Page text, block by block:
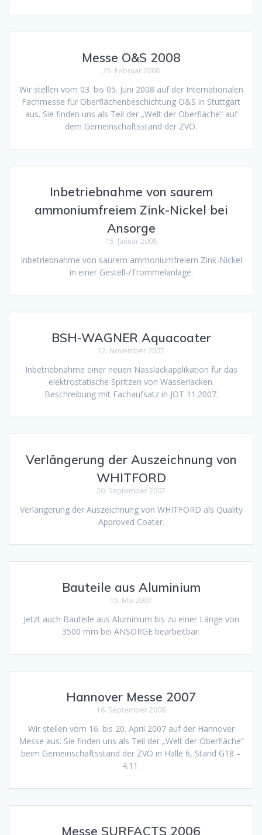
Messe O&S 2008
25. Februar 2008
Wir stellen vom 03. bis 05. Juni 2008 auf der Internationalen
Fachmesse für Oberflächenbeschichtung O&S in Stuttgart
aus. Sie finden uns als Teil der „Welt der Oberfläche“ auf
dem Gemeinschaftsstand der ZVO.
Inbetriebnahme von saurem
ammoniumfreiem Zink-Nickel bei
Ansorge
15. Januar 2008
Inbetriebnahme von saurem ammoniumfreiem Zink-Nickel
in einer Gestell-/Trommelanlage.
BSH-WAGNER Aquacoater
12. November 2007
Inbetriebnahme einer neuen Nasslackapplikation für das
elektrostatische Spritzen von Wasserlacken.
Beschreibung mit Fachaufsatz in JOT 11.2007.
Verlängerung der Auszeichnung von
WHITFORD
20. September 2007
Verlängerung der Auszeichnung von WHITFORD als Quality
Approved Coater.
Bauteile aus Aluminium
15. Mai 2007
Jetzt auch Bauteile aus Aluminium bis zu einer Länge von
3500 mm bei ANSORGE bearbeitbar.
Hannover Messe 2007
16. September 2006
Wir stellen vom 16. bis 20. April 2007 auf der Hannover
Messe aus. Sie finden uns als Teil der „Welt der Oberfläche“
beim Gemeinschaftsstand der ZVO in Halle 6, Stand G18 –
4.11.
Messe SURFACTS 2006